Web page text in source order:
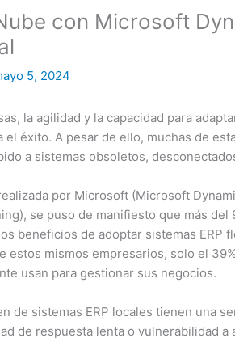
con Microsoft
5, 2024
la agilidad y la capacidad para
el éxito. A pesar de ello, muchas de
a sistemas obsoletos,
por Microsoft (Microsoft
se puso de manifiesto que más del
beneficios de adoptar sistemas ERP
estos mismos empresarios, solo el
usan para gestionar sus negocios.
de sistemas ERP locales tienen una
de respuesta lenta o vulnerabilidad a